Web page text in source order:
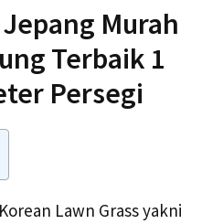
Murah
Terbaik 1
Persegi
Lawn Grass yakni